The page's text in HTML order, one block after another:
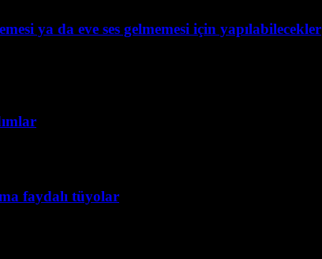
ya da eve ses gelmemesi için yapılabilecekler
faydalı tüyolar